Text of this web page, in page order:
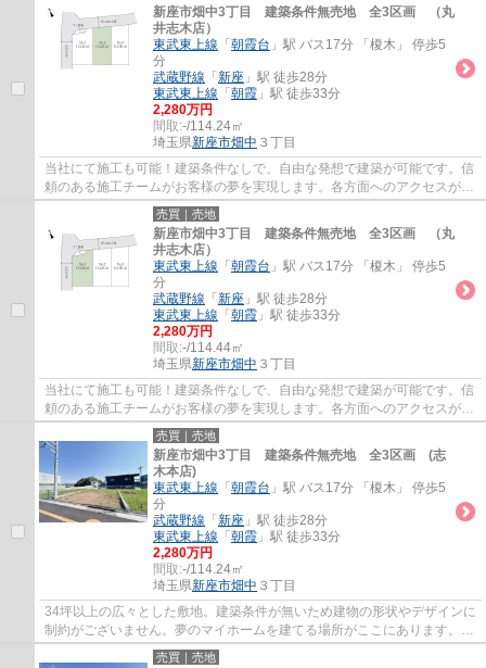
新座市畑中3丁目 建築条件無売地 全3区画 （丸
井志木店）
東武東上線 「 朝霞台 」駅 バス17分 「榎木」 停歩5
分
武蔵野線 「 新座 」駅 徒歩28分
東武東上線 「 朝霞 」駅 徒歩33分
2,280万円
間取:-/114.24㎡
埼玉県新座市畑中 ３丁目
当社にて施工も可能！建築条件なしで、自由な発想で建築が可能です。信
頼のある施工チームがお客様の夢を実現します。各方面へのアクセスが良
好な立地で快適な生活を提供します。
売買｜売地
新座市畑中3丁目 建築条件無売地 全3区画 （丸
井志木店）
東武東上線 「 朝霞台 」駅 バス17分 「榎木」 停歩5
分
武蔵野線 「 新座 」駅 徒歩28分
東武東上線 「 朝霞 」駅 徒歩33分
2,280万円
間取:-/114.44㎡
埼玉県新座市畑中 ３丁目
当社にて施工も可能！建築条件なしで、自由な発想で建築が可能です。信
頼のある施工チームがお客様の夢を実現します。各方面へのアクセスが良
好な立地で快適な生活を提供します。
売買｜売地
新座市畑中3丁目 建築条件無売地 全3区画 (志
木本店)
東武東上線 「 朝霞台 」駅 バス17分 「榎木」 停歩5
分
武蔵野線 「 新座 」駅 徒歩28分
東武東上線 「 朝霞 」駅 徒歩33分
2,280万円
間取:-/114.24㎡
埼玉県新座市畑中 ３丁目
34坪以上の広々とした敷地。建築条件が無いため建物の形状やデザインに
制約がございません。夢のマイホームを建てる場所がここにあります。自
由な発想で理想の暮らしを実現しませんか。
売買｜売地